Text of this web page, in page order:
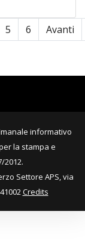
Pagina 4 di 6
5 6 Avanti
informativo
la stampa e
2012.
Settore APS, via
Credits